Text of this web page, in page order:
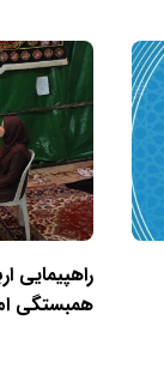
راهپیمایی
همبستگی